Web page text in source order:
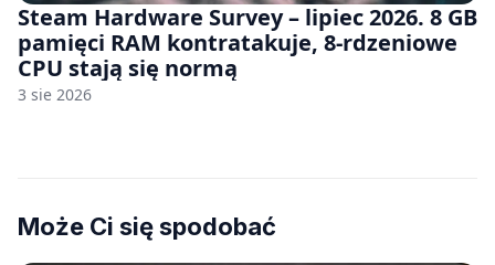
Steam Hardware Survey – lipiec 2026. 8 GB
pamięci RAM kontratakuje, 8-rdzeniowe
CPU stają się normą
3 sie 2026
Może Ci się spodobać